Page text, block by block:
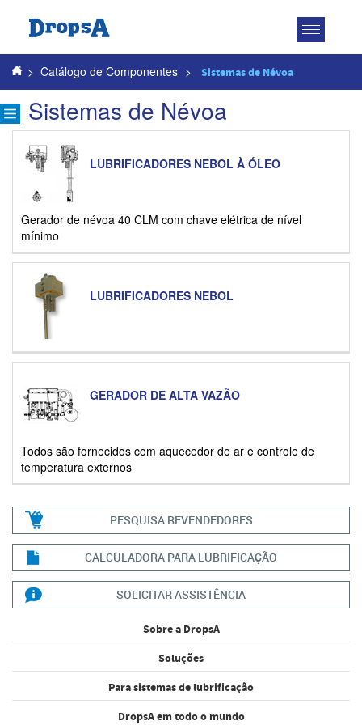
Toggle
> Catálogo de Componentes > Sistemas de Névoa
Sistemas de Névoa
LUBRIFICADORES NEBOL À ÓLEO
Gerador de névoa 40 CLM com chave elétrica de nível
mínimo
LUBRIFICADORES NEBOL
GERADOR DE ALTA VAZÃO
Todos são fornecidos com aquecedor de ar e controle de
temperatura externos
PESQUISA REVENDEDORES
CALCULADORA PARA LUBRIFICAÇÃO
SOLICITAR ASSISTÊNCIA
Sobre a DropsA
Soluções
Para sistemas de lubrificação
DropsA em todo o mundo